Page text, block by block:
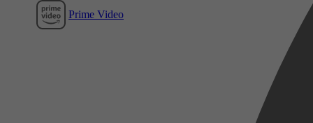
Prime Video